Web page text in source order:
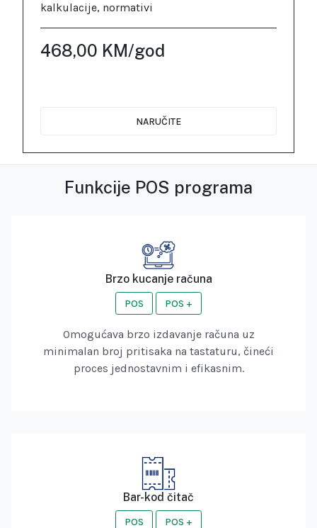
kalkulacije, normativi
468,00 KM/god
NARUČITE
Funkcije POS programa
Brzo kucanje računa
POS POS +
Omogućava brzo izdavanje računa uz
minimalan broj pritisaka na tastaturu, čineći
proces jednostavnim i efikasnim.
Bar-kod čitač
POS POS +